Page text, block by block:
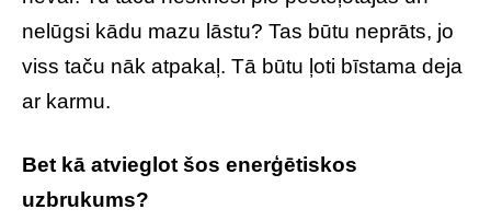
nelūgsi kādu mazu lāstu? Tas būtu neprāts, jo
viss taču nāk atpakaļ. Tā būtu ļoti bīstama deja
ar karmu.
Bet kā atvieglot šos enerģētiskos
uzbrukums?